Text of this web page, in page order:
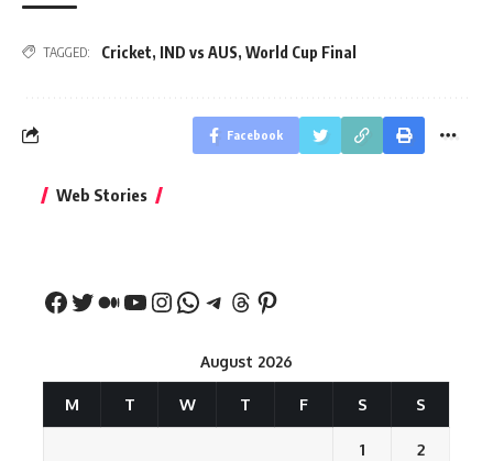
TAGGED: Cricket, IND vs AUS, World Cup Final
Facebook
Web Stories
नीतीश कुमार का पहला
August 2026
M T W T F S S
1 2